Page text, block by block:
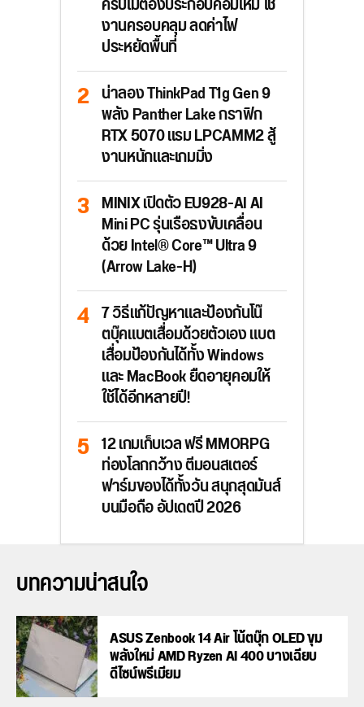
งานครอบคลุม ลดค่าไฟ
ประหยัดพื้นที่
น่าลอง ThinkPad T1g Gen 9
พลัง Panther Lake กราฟิก
RTX 5070 แรม LPCAMM2 สู้
งานหนักและเกมมิ่ง
MINIX เปิดตัว EU928-AI AI
Mini PC รุ่นเรือธงขับเคลื่อน
ด้วย Intel® Core™ Ultra 9
(Arrow Lake-H)
7 วิธีแก้ปัญหาและป้องกันโน๊
ตบุ๊คแบตเสื่อมด้วยตัวเอง แบต
เสื่อมป้องกันได้ทั้ง Windows
และ MacBook ยืดอายุคอมให้
ใช้ได้อีกหลายปี!
12 เกมเก็บเวล ฟรี MMORPG
ท่องโลกกว้าง ตีมอนสเตอร์
ฟาร์มของได้ทั้งวัน สนุกสุดมันส์
บนมือถือ อัปเดตปี 2026
บทความน่าสนใจ
ASUS Zenbook 14 Air โน้ตบุ๊ก OLED ขุม
พลังใหม่ AMD Ryzen AI 400 บางเฉียบ
ดีไซน์พรีเมียม